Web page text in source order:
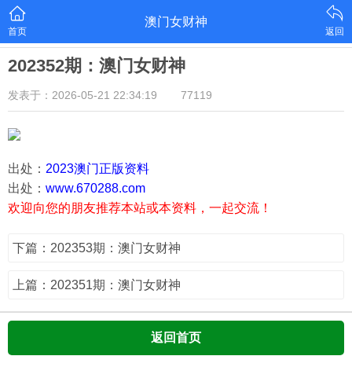
首页
澳门女财神
返回
202352期：澳门女财神
发表于：2026-05-21 22:34:19 77119
出处： 2023澳门正版资料
出处： www.670288.com
欢迎向您的朋友推荐本站或本资料，一起交流！
下篇：202353期：澳门女财神
上篇：202351期：澳门女财神
返回首页